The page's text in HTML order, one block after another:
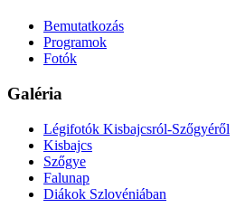
Bemutatkozás
Programok
Fotók
Galéria
Légifotók Kisbajcsról-Szőgyéről
Kisbajcs
Szőgye
Falunap
Diákok Szlovéniában